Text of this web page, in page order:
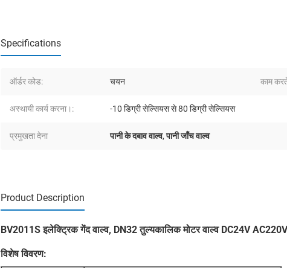
Specifications
ऑर्डर कोड: चयन काम
अस्थायी कार्य करना।: -10 डिग्री सेल्सियस से 80 डिग्री सेल्सियस
प्रमुखता देना पानी के दबाव वाल्व,पानी जाँच वाल्व
Product Description
BV2011S इलेक्ट्रिक गेंद वाल्व, DN32 तुल्यकालिक मोटर वाल्व DC24V AC220V
विशेष विवरण: